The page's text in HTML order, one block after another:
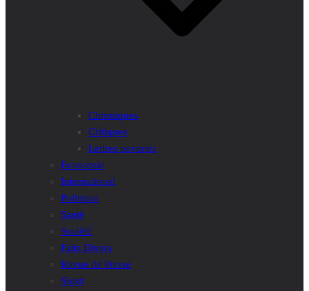
Chroniques
Critiques
Lettres ouvertes
Economie
International
Politique
Santé
Société
Faits Divers
Revue de Presse
Sport